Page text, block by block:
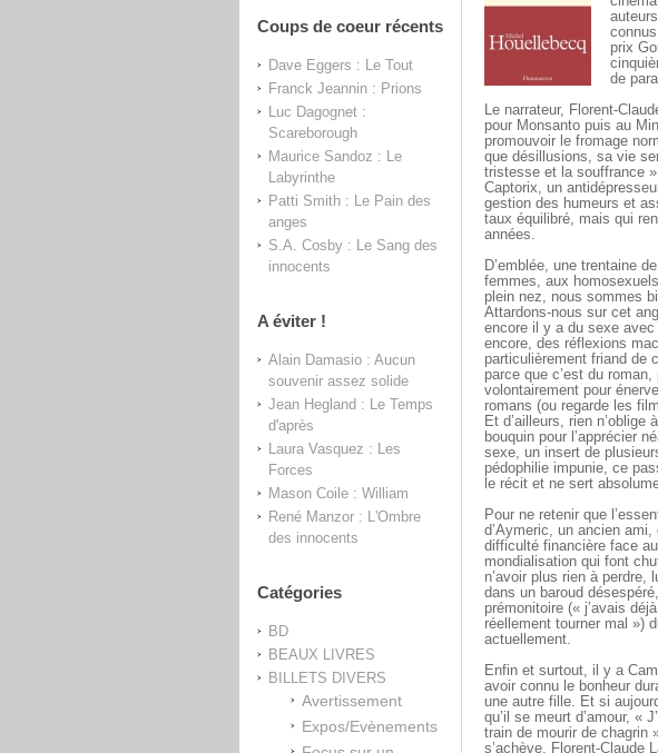
Coups de coeur récents
Dave Eggers : Le Tout
Franck Jeannin : Prions
Luc Dagognet :
Scareborough
Maurice Sandoz : Le
Labyrinthe
Patti Smith : Le Pain des
anges
S.A. Cosby : Le Sang des
innocents
A éviter !
Alain Damasio : Aucun
souvenir assez solide
Jean Hegland : Le Temps
d'après
Laura Vasquez : Les
Forces
Mason Coile : William
René Manzor : L'Ombre
des innocents
Catégories
BD
BEAUX LIVRES
BILLETS DIVERS
Avertissement
Expos/Evènements
prix
de
Le narrateur, Florent-
pour Monsanto puis au
promouvoir le fromage
que désillusions, sa vie
tristesse et la souffrance
Captorix, un
gestion des humeurs et
taux équilibré, mais qui
années.
D’emblée, une trentaine
femmes, aux
plein nez, nous sommes
Attardons-nous sur cet
encore il y a du sexe
encore, des réflexions
particulièrement friand de
parce que c’est du
volontairement pour
romans (ou regarde les
Et d’ailleurs, rien
bouquin pour l’apprécier
sexe, un insert de
pédophilie impunie, ce
le récit et ne sert
Pour ne retenir que
d’Aymeric, un ancien ami,
difficulté financière face
mondialisation qui font
n’avoir plus rien à
dans un baroud
prémonitoire (« j’avais
réellement tourner mal »)
actuellement.
Enfin et surtout, il y a
avoir connu le bonheur
une autre fille. Et si
qu’il se meurt d’amour, «
train de mourir de chagrin
s’achève, Florent-Claude